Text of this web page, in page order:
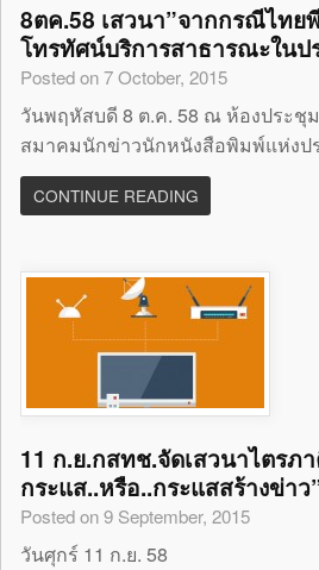
8ตค.58 เสวนา”จากกรณีไทย
โทรทัศน์บริการสาธารณะในป
Posted on 7 October, 2015
วันพฤหัสบดี 8 ต.ค. 58 ณ ห้องประชุ
สมาคมนักข่าวนักหนังสือพิมพ์แห่งป
CONTINUE READING
11 ก.ย.กสทช.จัดเสวนาไตรภ
กระแส..หรือ..กระแสสร้างข่าว
Posted on 9 September, 2015
วันศุกร์ 11 ก.ย. 58